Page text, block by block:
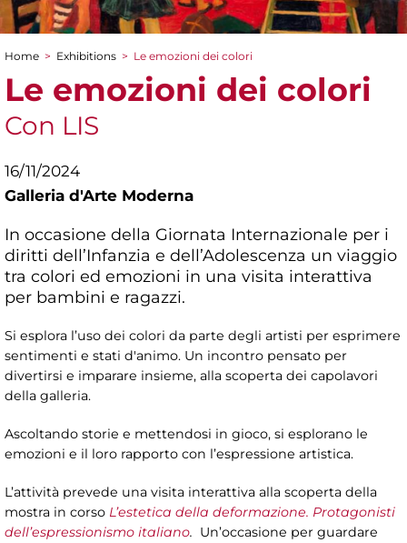
You are here
Home > Exhibitions > Le emozioni dei colori
Le emozioni dei colori
Con LIS
16/11/2024
Galleria d'Arte Moderna
In occasione della Giornata Internazionale per i
diritti dell’Infanzia e dell’Adolescenza un viaggio
tra colori ed emozioni in una visita interattiva
per bambini e ragazzi.
Si esplora l’uso dei colori da parte degli artisti per esprimere
sentimenti e stati d'animo. Un incontro pensato per
divertirsi e imparare insieme, alla scoperta dei capolavori
della galleria.
Ascoltando storie e mettendosi in gioco, si esplorano le
emozioni e il loro rapporto con l’espressione artistica.
L’attività prevede una visita interattiva alla scoperta della
mostra in corso L’estetica della deformazione. Protagonisti
dell’espressionismo italiano. Un’occasione per guardare